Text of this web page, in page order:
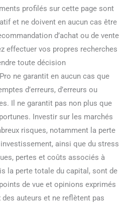
profilés sur cette page sont
et ne doivent en aucun cas être
d’achat ou de vente
effectuer vos propres recherches
toute décision
ne garantit en aucun cas que
d’erreurs, d’erreurs ou
Il ne garantit pas non plus que
Investir sur les marchés
risques, notamment la perte
ainsi que du stress
pertes et coûts associés à
la perte totale du capital, sont de
de vue et opinions exprimés
auteurs et ne reflètent pas